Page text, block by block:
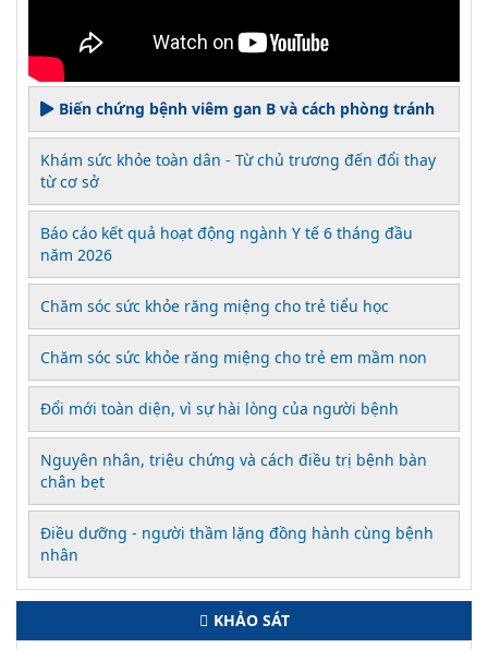
Biến chứng bệnh viêm gan B và cách phòng tránh
Khám sức khỏe toàn dân - Từ chủ trương đến đổi thay
từ cơ sở
Báo cáo kết quả hoạt động ngành Y tế 6 tháng đầu
năm 2026
Chăm sóc sức khỏe răng miệng cho trẻ tiểu học
Chăm sóc sức khỏe răng miệng cho trẻ em mầm non
Đổi mới toàn diện, vì sự hài lòng của người bệnh
Nguyên nhân, triệu chứng và cách điều trị bệnh bàn
chân bẹt
Điều dưỡng - người thầm lặng đồng hành cùng bệnh
nhân
KHẢO SÁT